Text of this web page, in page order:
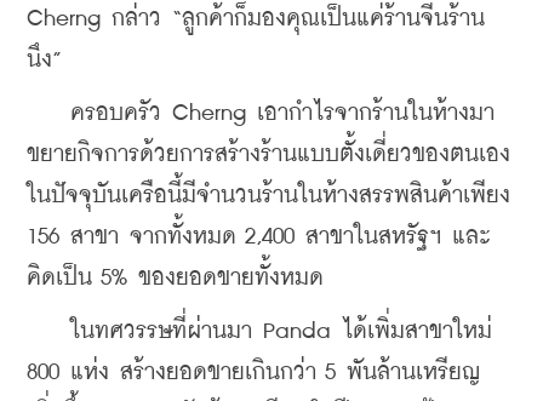
Cherng กล่าว “ลูกค้าก็มองคุณเป็นแค่ร้านจีนร้าน
นึง”
ครอบครัว Cherng เอากำไรจากร้านในห้างมา
ขยายกิจการด้วยการสร้างร้านแบบตั้งเดี่ยวของตนเอง
ในปัจจุบันเครือนี้มีจำนวนร้านในห้างสรรพสินค้าเพียง
156 สาขา จากทั้งหมด 2,400 สาขาในสหรัฐฯ และ
คิดเป็น 5% ของยอดขายทั้งหมด
ในทศวรรษที่ผ่านมา Panda ได้เพิ่มสาขาใหม่
800 แห่ง สร้างยอดขายเกินกว่า 5 พันล้านเหรียญ